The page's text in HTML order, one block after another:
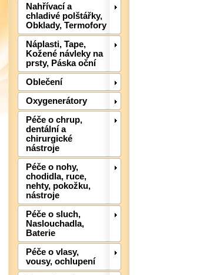
Nahřívací a
chladivé polštářky,
Obklady, Termofory
Náplasti, Tape,
Kožené návleky na
prsty, Páska oční
Oblečení
Oxygenerátory
Péče o chrup,
dentální a
chirurgické
nástroje
Péče o nohy,
chodidla, ruce,
nehty, pokožku,
nástroje
Péče o sluch,
Naslouchadla,
Baterie
Péče o vlasy,
vousy, ochlupení